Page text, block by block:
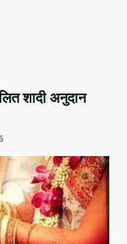
शादी अनुदान